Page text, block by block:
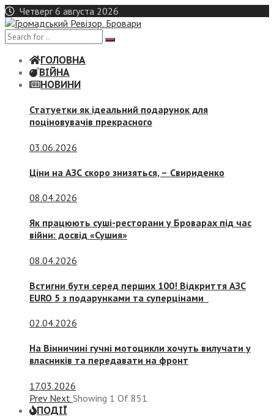
Skip
to
content
Четверг 6 августа 2026
ГОЛОВНА
ВІЙНА
НОВИНИ
Статуетки як ідеальний подарунок для
поціновувачів прекрасного
03.06.2026
Ціни на АЗС скоро знизяться, – Свириденко
08.04.2026
Як працюють суші-ресторани у Броварах під час
війни: досвід «Сушия»
08.04.2026
Встигни бути серед перших 100! Відкриття АЗС
EURO 5 з подарунками та суперцінами
02.04.2026
На Вінничині гучні мотоцикли хочуть вилучати у
власників та передавати на фронт
17.03.2026
Prev Next Showing 1 Of 851
ПОДІЇ